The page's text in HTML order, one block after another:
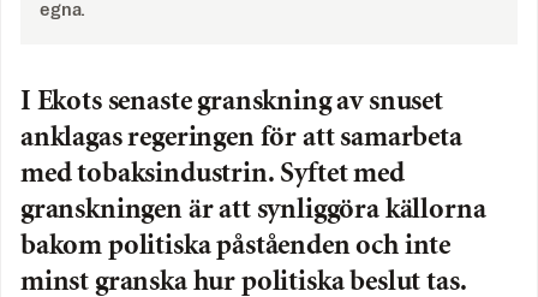
egna.
I Ekots senaste granskning av snuset
anklagas regeringen för att samarbeta
med tobaksindustrin. Syftet med
granskningen är att synliggöra källorna
bakom politiska påståenden och inte
minst granska hur politiska beslut tas.